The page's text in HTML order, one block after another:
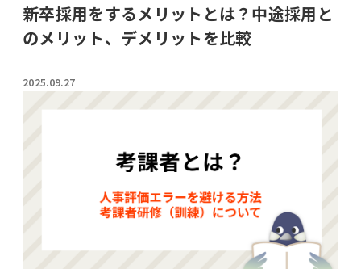
新卒採用をするメリットとは？中途採用と
のメリット、デメリットを比較
2025.09.27